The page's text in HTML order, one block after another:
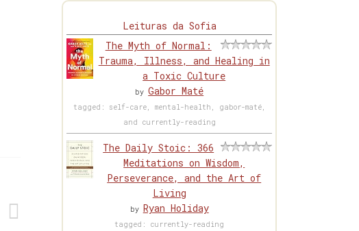
Leituras da Sofia
The Myth of Normal:
Trauma, Illness, and Healing in
a Toxic Culture
byGabor Maté
tagged: self-care, mental-health, gabor-maté,
and currently-reading
The Daily Stoic: 366
Meditations on Wisdom,
Perseverance, and the Art of
Living
by Ryan Holiday
tagged: currently-reading